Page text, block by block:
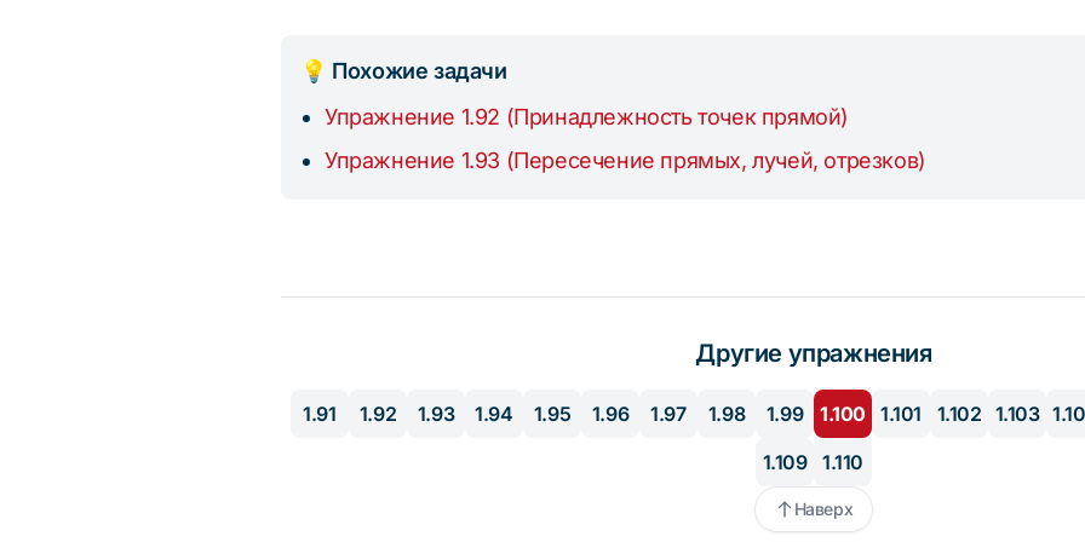
💡 Похожие задачи
Упражнение 1.92 (Принадлежность точек прямой)
Упражнение 1.93 (Пересечение прямых, лучей, отрезков)
Другие упражнения
1.91 1.92 1.93 1.94 1.95 1.96 1.97 1.98 1.99 1.100 1.101 1.102 1.103
1.109
1.110
Наверх